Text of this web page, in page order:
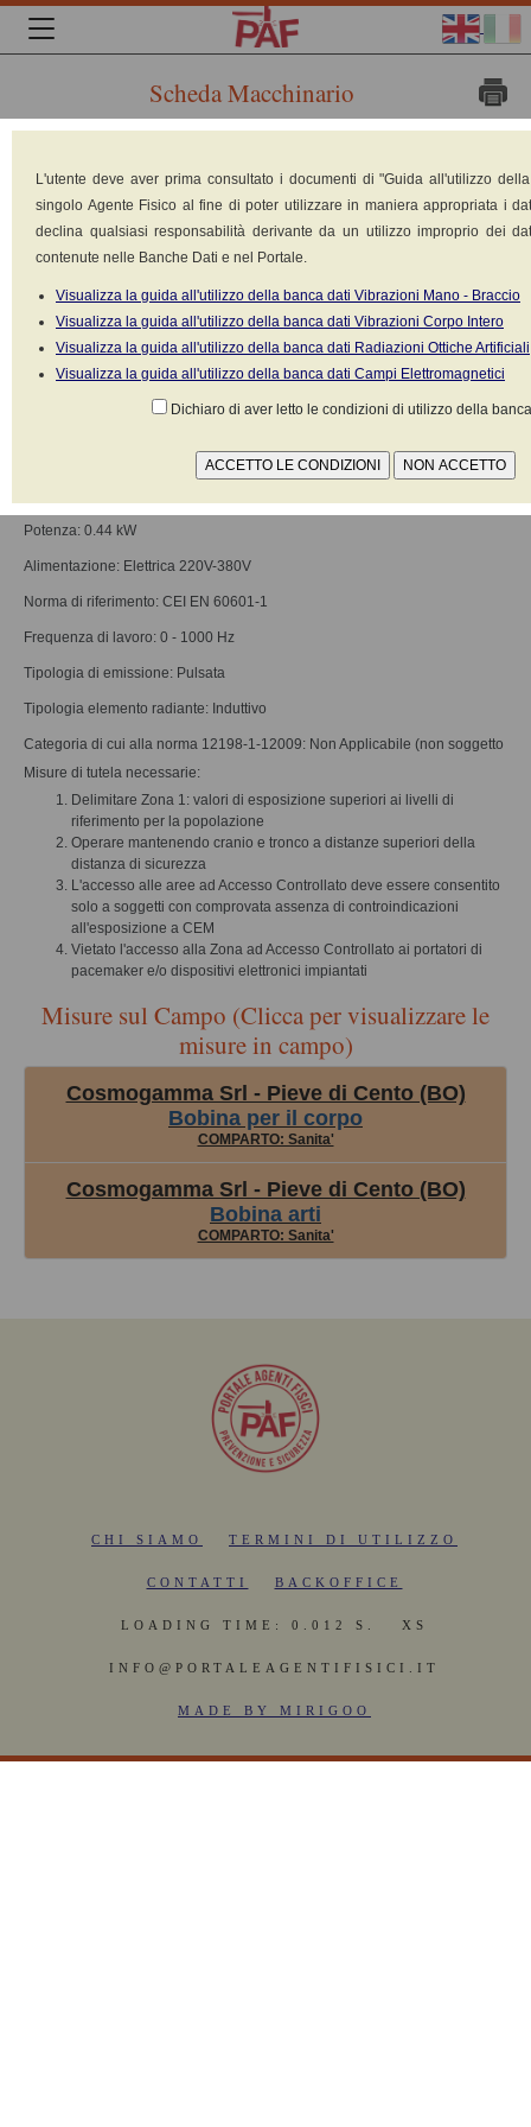
Scheda Macchinario
Cosmogamma Srl - Pieve di Cento (BO)
Modello: R-980 Magnetic Therapy
Potenza: 0.44 kW
Alimentazione: Elettrica 220V-380V
Norma di riferimento: CEI EN 60601-1
Frequenza di lavoro: 0 - 1000 Hz
Tipologia di emissione: Pulsata
Tipologia elemento radiante: Induttivo
Categoria di cui alla norma 12198-1-12009: Non Applicabile (non soggetto
Misure di tutela necessarie:
Delimitare Zona 1: valori di esposizione superiori ai livelli di
riferimento per la popolazione
Operare mantenendo cranio e tronco a distanze superiori della
distanza di sicurezza
L'accesso alle aree ad Accesso Controllato deve essere consentito
solo a soggetti con comprovata assenza di controindicazioni
all'esposizione a CEM
Vietato l'accesso alla Zona ad Accesso Controllato ai portatori di
pacemaker e/o dispositivi elettronici impiantati
Misure sul Campo (Clicca per visualizzare le
misure in campo)
Cosmogamma Srl - Pieve di Cento (BO)
Bobina per il corpo
COMPARTO: Sanita'
Cosmogamma Srl - Pieve di Cento (BO)
Bobina arti
COMPARTO: Sanita'
CHI SIAMO TERMINI DI UTILIZZO
CONTATTI BACKOFFICE
LOADING TIME: 0.012 S. XS
INFO@PORTALEAGENTIFISICI.IT
MADE BY MIRIGOO
L'utente deve aver prima consultato i documenti di "Guida all'utilizzo
singolo Agente Fisico al fine di poter utilizzare in maniera appropriata i
declina qualsiasi responsabilità derivante da un utilizzo improprio dei
contenute nelle Banche Dati e nel Portale.
Visualizza la guida all'utilizzo della banca dati Vibrazioni Mano - Braccio
Visualizza la guida all'utilizzo della banca dati Vibrazioni Corpo Intero
Visualizza la guida all'utilizzo della banca dati Radiazioni Ottiche Artificiali
Visualizza la guida all'utilizzo della banca dati Campi Elettromagnetici
Dichiaro di aver letto le condizioni di utilizzo della